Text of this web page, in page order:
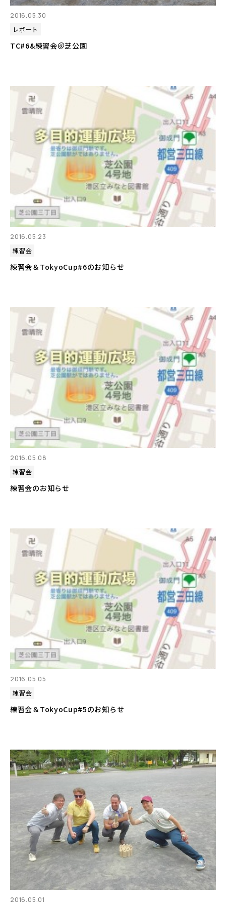
2016.05.30
レポート
TC#6&練習会＠芝公園
2016.05.23
練習会
練習会＆TokyoCup#6のお知らせ
2016.05.08
練習会
練習会のお知らせ
2016.05.05
練習会
練習会＆TokyoCup#5のお知らせ
2016.05.01